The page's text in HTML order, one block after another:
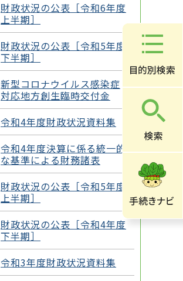
財政状況の公表［令和6年度
上半期］
財政状況の公表［令和5年度
下半期］
新型コロナウイルス感染症
対応地方創生臨時交付金
令和4年度財政状況資料集
令和4年度決算に係る統一的
な基準による財務諸表
財政状況の公表［令和5年度
上半期］
財政状況の公表［令和4年度
下半期］
令和3年度財政状況資料集